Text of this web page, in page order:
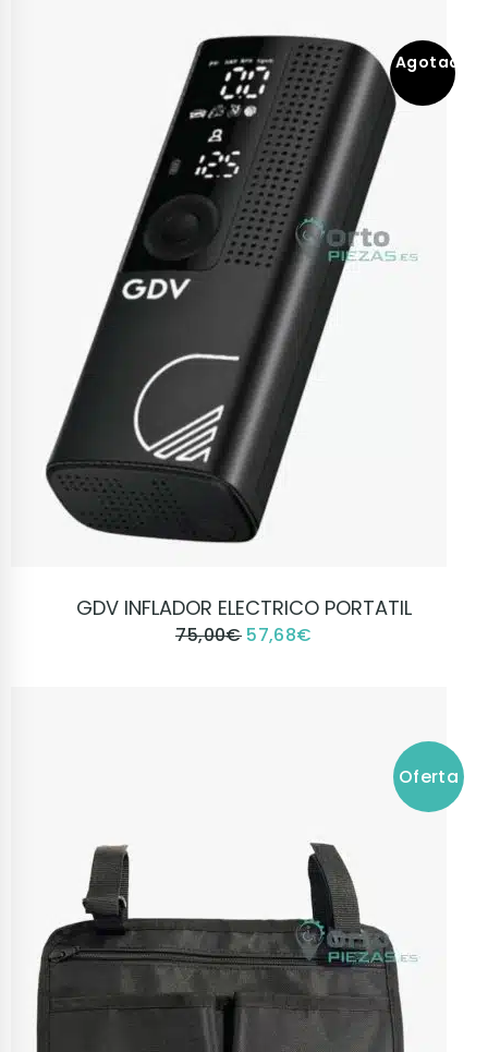
Agotado
VER PRODUCTO
GDV INFLADOR ELECTRICO PORTATIL
75,00€ 57,68€
Oferta